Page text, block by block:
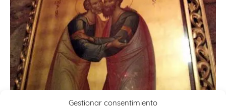
Gestionar consentimiento